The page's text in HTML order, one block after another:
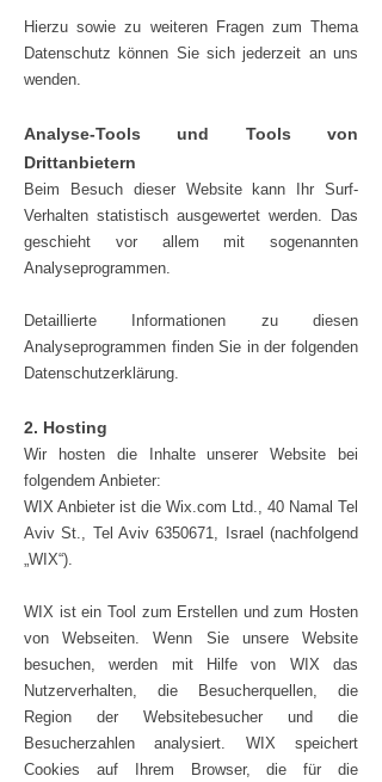
Hierzu sowie zu weiteren Fragen zum Thema
Datenschutz können Sie sich jederzeit an uns
wenden.
Analyse-Tools und Tools von
Drittanbietern
Beim Besuch dieser Website kann Ihr Surf-
Verhalten statistisch ausgewertet werden. Das
geschieht vor allem mit sogenannten
Analyseprogrammen.
Detaillierte Informationen zu diesen
Analyseprogrammen finden Sie in der folgenden
Datenschutzerklärung.
2. Hosting
Wir hosten die Inhalte unserer Website bei
folgendem Anbieter:
WIX Anbieter ist die Wix.com Ltd., 40 Namal Tel
Aviv St., Tel Aviv6350671, Israel (nachfolgend
„WIX“).
WIX ist ein Tool zum Erstellen und zum Hosten
von Webseiten. Wenn Sie unsere Website
besuchen, werden mit Hilfe von WIX das
Nutzerverhalten, die Besucherquellen, die
Region der Websitebesucher und die
Besucherzahlen analysiert. WIX speichert
Cookies auf Ihrem Browser, die für die